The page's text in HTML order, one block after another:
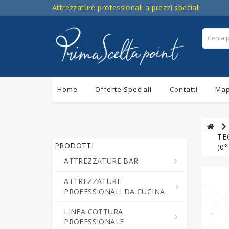
Attrezzature professionali a prezzi speciali
Home Offerte Speciali Contatti
PRODOTTI
ATTREZZATURE BAR
Centrifughe ed Estrattori a
Freddo di Succo di Frutta e
Cioccolatiere - Erogatori di
ATTREZZATURE
PROFESSIONALI DA CUCINA
Cutter da Cucina
Professionali
LINEA COTTURA
PROFESSIONALE